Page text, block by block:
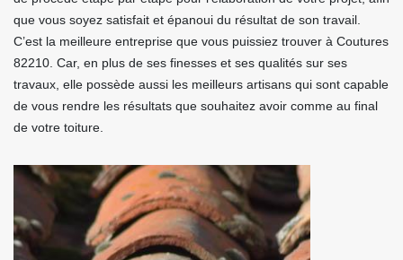
que vous soyez satisfait et épanoui du résultat de son travail.
C’est la meilleure entreprise que vous puissiez trouver à Coutures
82210. Car, en plus de ses finesses et ses qualités sur ses
travaux, elle possède aussi les meilleurs artisans qui sont capable
de vous rendre les résultats que souhaitez avoir comme au final
de votre toiture.